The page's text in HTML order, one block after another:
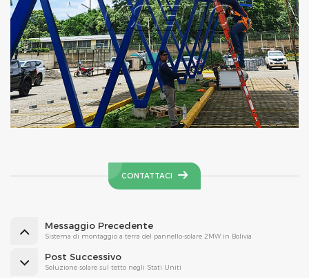
CONTATTACI
Messaggio Precedente
Sistema di montaggio a terra del pannello-solare 2MW in Bolivia
Post Successivo
Soluzione solare sul tetto negli Stati Uniti